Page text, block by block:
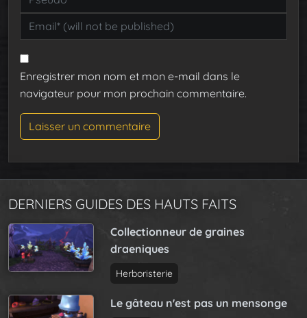
Enregistrer mon nom et mon e-mail dans le
navigateur pour mon prochain commentaire.
DERNIERS GUIDES DES HAUTS FAITS
Collectionneur de graines
draeniques
Herboristerie
Le gâteau n'est pas un mensonge